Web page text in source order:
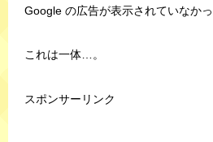
Google の広告が表示されていなか
これは一体…。
スポンサーリンク